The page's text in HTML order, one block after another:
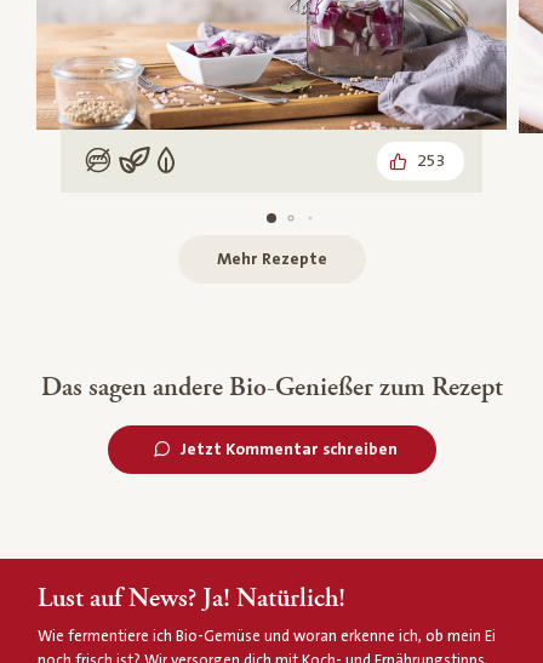
Low Carb
Vegan
Vegetarisch 253
Mehr Rezepte
Das sagen andere Bio-Genießer zum Rezept
Jetzt Kommentar schreiben
Lust auf News? Ja! Natürlich!
Wie fermentiere ich Bio-Gemüse und woran erkenne ich, ob mein Ei